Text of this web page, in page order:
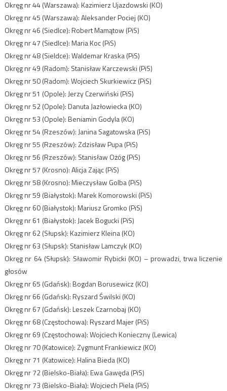
Okręg nr 44 (Warszawa): Kazimierz Ujazdowski (KO)
Okręg nr 45 (Warszawa): Aleksander Pociej (KO)
Okręg nr 46 (Siedlce): Robert Mamątow (PiS)
Okręg nr 47 (Siedlce): Maria Koc (PiS)
Okręg nr 48 (Sieldce): Waldemar Kraska (PiS)
Okręg nr 49 (Radom): Stanisław Karczewski (PiS)
Okręg nr 50 (Radom): Wojciech Skurkiewicz (PiS)
Okręg nr 51 (Opole): Jerzy Czerwiński (PiS)
Okręg nr 52 (Opole): Danuta Jazłowiecka (KO)
Okręg nr 53 (Opole): Beniamin Godyla (KO)
Okręg nr 54 (Rzeszów): Janina Sagatowska (PiS)
Okręg nr 55 (Rzeszów): Zdzisław Pupa (PiS)
Okręg nr 56 (Rzeszów): Stanisław Ożóg (PiS)
Okręg nr 57 (Krosno): Alicja Zając (PiS)
Okręg nr 58 (Krosno): Mieczysław Golba (PiS)
Okręg nr 59 (Białystok): Marek Komorowski (PiS)
Okręg nr 60 (Białystok): Mariusz Gromko (PiS)
Okręg nr 61 (Białystok): Jacek Bogucki (PiS)
Okręg nr 62 (Słupsk): Kazimierz Kleina (KO)
Okręg nr 63 (Słupsk): Stanisław Lamczyk (KO)
Okręg nr 64 (Słupsk): Sławomir Rybicki (KO) – prowadzi, trwa liczenie
głosów
Okręg nr 65 (Gdańsk): Bogdan Borusewicz (KO)
Okręg nr 66 (Gdańsk): Ryszard Świlski (KO)
Okręg nr 67 (Gdańsk): Leszek Czarnobaj (KO)
Okręg nr 68 (Częstochowa): Ryszard Majer (PiS)
Okręg nr 69 (Częstochowa): Wojciech Konieczny (Lewica)
Okręg nr 70 (Katowice): Zygmunt Frankiewicz (KO)
Okręg nr 71 (Katowice): Halina Bieda (KO)
Okręg nr 72 (Bielsko-Biała): Ewa Gawęda (PiS)
Okręg nr 73 (Bielsko-Biała): Wojciech Piela (PiS)